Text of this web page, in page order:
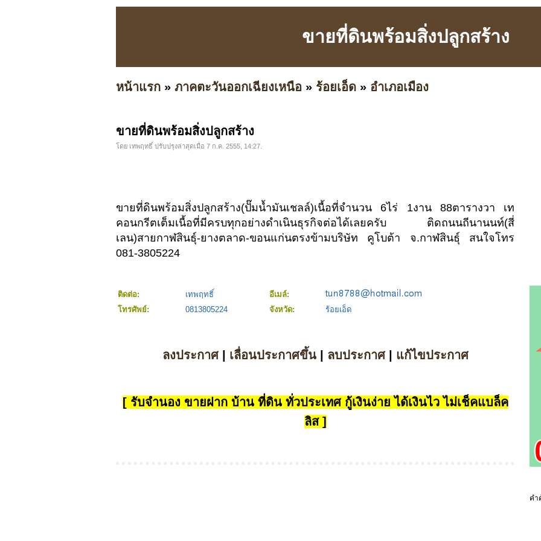
ขายที่ดินพร้อมสิ่งปลูกสร้าง
หน้าแรก » ภาคตะวันออกเฉียงเหนือ » ร้อยเอ็ด » อำเภอเมือง
ขายที่ดินพร้อมสิ่งปลูกสร้าง
โดย เทพฤทธิ์ ปรับปรุงล่าสุดเมื่อ 7 ก.ค. 2555, 14:27.
ขายที่ดินพร้อมสิ่งปลูกสร้าง(ปั๊มนํ้ามันเชลล์)เนื้อที่จำนวน 6ไร่ 1งาน 88ตารางวา เท
คอนกรีตเต็มเนื้อที่มีครบทุกอย่างดำเนินธุรกิจต่อได้เลยครับ ติดถนนถีนานนท์(สี่
เลน)สายกาฬสินธุ์-ยางตลาด-ขอนแก่นตรงข้ามบริษัท คูโบต้า จ.กาฬสินธุ์ สนใจโทร
081-3805224
ติดต่อ: เทพฤทธิ์
อีเมล์:
โทรศัพย์:
0813805224 จังหวัด: ร้อยเอ็ด
ลงประกาศ| เลื่อนประกาศขึ้น| ลบประกาศ| แก้ไขประกาศ
[ รับจำนอง ขายฝาก บ้าน ที่ดิน ทั่วประเทศ กู้เงินง่าย ได้เงินไว ไม่เช็คแบล็ค
ลิส ]
คำ